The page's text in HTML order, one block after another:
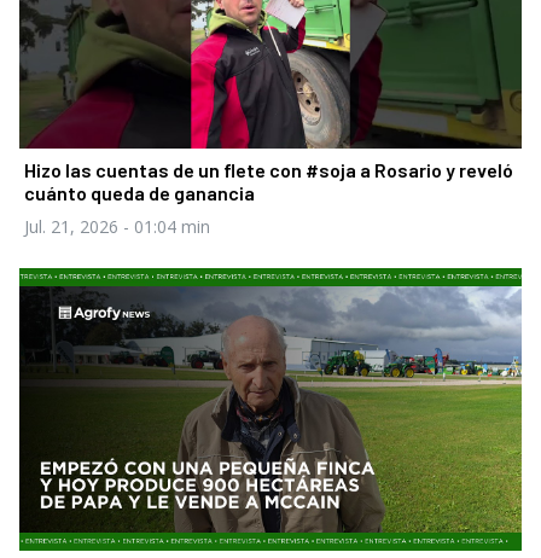
Hizo las cuentas de un flete con #soja a Rosario y reveló
cuánto queda de ganancia
Jul. 21, 2026 - 01:04 min